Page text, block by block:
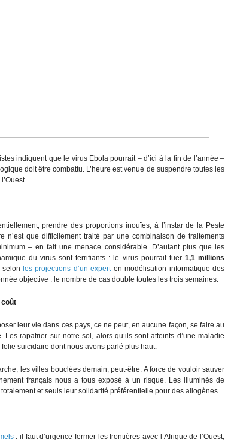
indiquent que le virus Ebola pourrait – d’ici à la fin de l’année –
doit être combattu. L’heure est venue de suspendre toutes les
prendre des proportions inouïes, à l’instar de la Peste
n’est que difficilement traité par une combinaison de traitements
– en fait une menace considérable. D’autant plus que les
du virus sont terrifiants : le virus pourrait tuer 1,1 millions
selonles projections d’un experten modélisation informatique des
objective : le nombre de cas double toutes les trois semaines.
coût
leur vie dans ces pays, ce ne peut, en aucune façon, se faire au
rapatrier sur notre sol, alors qu’ils sont atteints d’une maladie
suicidaire dont nous avons parlé plus haut.
les villes bouclées demain, peut-être. A force de vouloir sauver
français nous a tous exposé à un risque. Les illuminés de
et seuls leur solidarité préférentielle pour des allogènes.
: il faut d’urgence fermer les frontières avec l’Afrique de l’Ouest,